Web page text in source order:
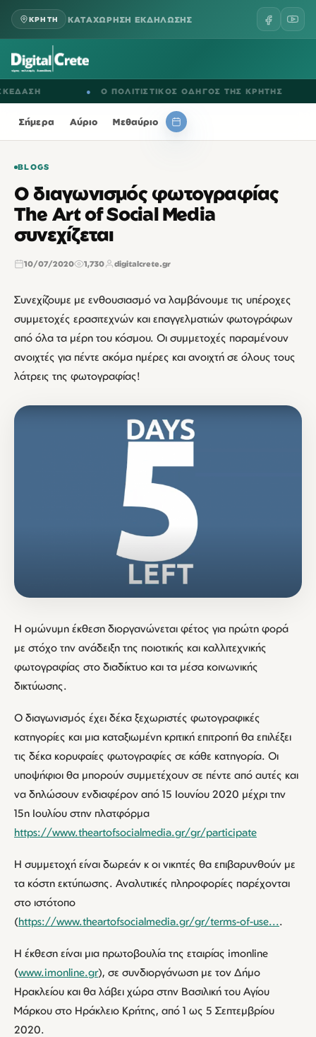
ΚΡΗΤΗ ΚΑΤΑΧΩΡΗΣΗ ΕΚΔΗΛΩΣΗΣ
Ο ΠΟΛΙΤΙΣΤΙΚΟΣ ΟΔΗΓΟΣ ΤΗΣ ΚΡΗΤΗΣ
Σήμερα Αύριο Μεθαύριο
BLOGS
Ο διαγωνισμός φωτογραφίας
The Art of Social Media
συνεχίζεται
10/07/2020 1,730 digitalcrete.gr
Συνεχίζουμε με ενθουσιασμό να λαμβάνουμε τις υπέροχες
συμμετοχές ερασιτεχνών και επαγγελματιών φωτογράφων
από όλα τα μέρη του κόσμου. Οι συμμετοχές παραμένουν
ανοιχτές για πέντε ακόμα ημέρες και ανοιχτή σε όλους τους
λάτρεις της φωτογραφίας!
Η ομώνυμη έκθεση διοργανώνεται φέτος για πρώτη φορά
με στόχο την ανάδειξη της ποιοτικής και καλλιτεχνικής
φωτογραφίας στο διαδίκτυο και τα μέσα κοινωνικής
δικτύωσης.
Ο διαγωνισμός έχει δέκα ξεχωριστές φωτογραφικές
κατηγορίες και μια καταξιωμένη κριτική επιτροπή θα επιλέξει
τις δέκα κορυφαίες φωτογραφίες σε κάθε κατηγορία. Οι
υποψήφιοι θα μπορούν συμμετέχουν σε πέντε από αυτές και
να δηλώσουν ενδιαφέρον από 15 Ιουνίου 2020 μέχρι την
15η Ιουλίου στην πλατφόρμα
https://www.theartofsocialmedia.gr/gr/participate
Η συμμετοχή είναι δωρεάν κ οι νικητές θα επιβαρυνθούν με
τα κόστη εκτύπωσης. Αναλυτικές πληροφορίες παρέχονται
στο ιστότοπο
(https://www.theartofsocialmedia.gr/gr/terms-of-use....
Η έκθεση είναι μια πρωτοβουλία της εταιρίας imonline
(www.imonline.gr), σε συνδιοργάνωση με τον Δήμο
Ηρακλείου και θα λάβει χώρα στην Βασιλική του Αγίου
Μάρκου στο Ηράκλειο Κρήτης, από 1 ως 5 Σεπτεμβρίου
2020.